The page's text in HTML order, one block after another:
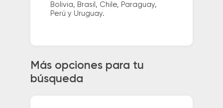
Bolivia, Brasil, Chile, Paraguay,
Perú y Uruguay.
Más opciones para tu
búsqueda